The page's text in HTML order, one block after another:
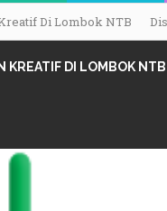
Di Lombok NTB
KREATIF DI LOMBOK NTB